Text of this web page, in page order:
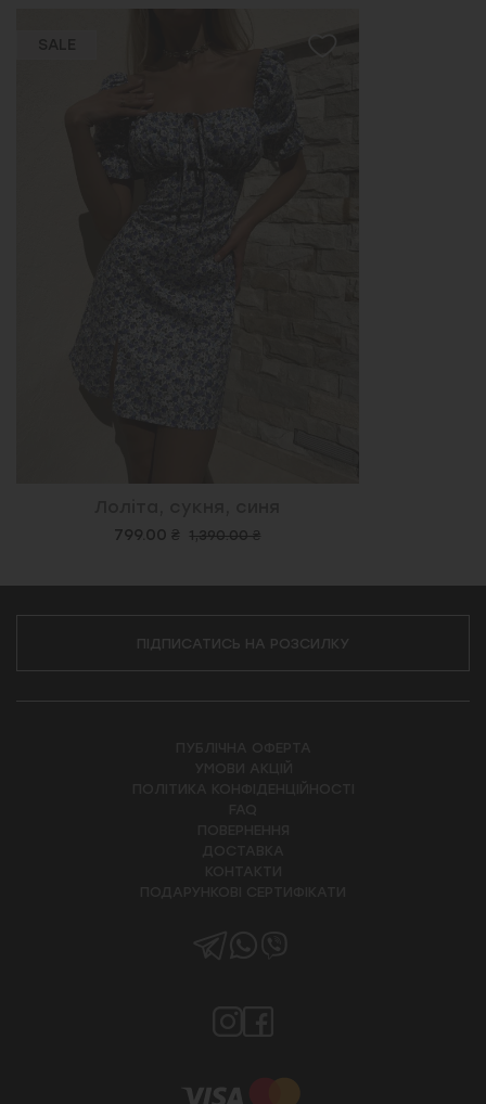
799.00 ₴ 1,390.00 ₴
ПІДПИСАТИСЬ НА РОЗСИЛКУ